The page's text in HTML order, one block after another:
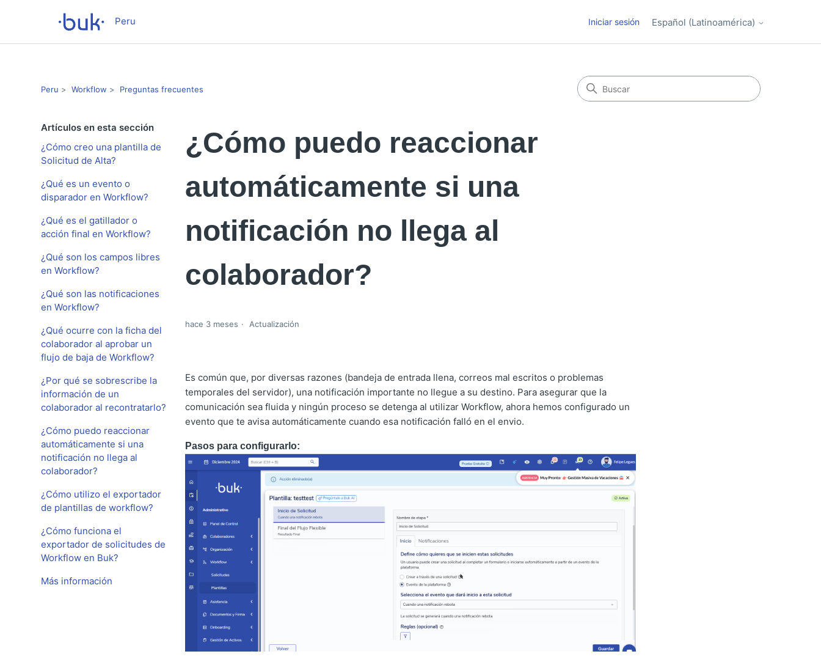
Peru Iniciar sesión Español (Latinoamérica)
Peru Workflow Preguntas frecuentes
Artículos en esta sección
¿Cómo creo una plantilla de
Solicitud de Alta?
¿Qué es un evento o
disparador en Workflow?
¿Qué es el gatillador o
acción final en Workflow?
¿Qué son los campos libres
en Workflow?
¿Qué son las notificaciones
en Workflow?
¿Qué ocurre con la ficha del
colaborador al aprobar un
flujo de baja de Workflow?
¿Por qué se sobrescribe la
información de un
colaborador al recontratarlo?
¿Cómo puedo reaccionar
automáticamente si una
notificación no llega al
colaborador?
¿Cómo utilizo el exportador
de plantillas de workflow?
¿Cómo funciona el
exportador de solicitudes de
Workflow en Buk?
Más información
¿Cómo puedo reaccionar
automáticamente si una
notificación no llega al
colaborador?
hace 3 meses Actualización
Es común que, por diversas razones (bandeja de entrada llena, correos mal escritos o problemas
temporales del servidor), una notificación importante no llegue a su destino. Para asegurar que la
comunicación sea fluida y ningún proceso se detenga al utilizar Workflow, ahora hemos configurado un
evento que te avisa automáticamente cuando esa notificación falló en el envio.
Pasos para configurarlo: